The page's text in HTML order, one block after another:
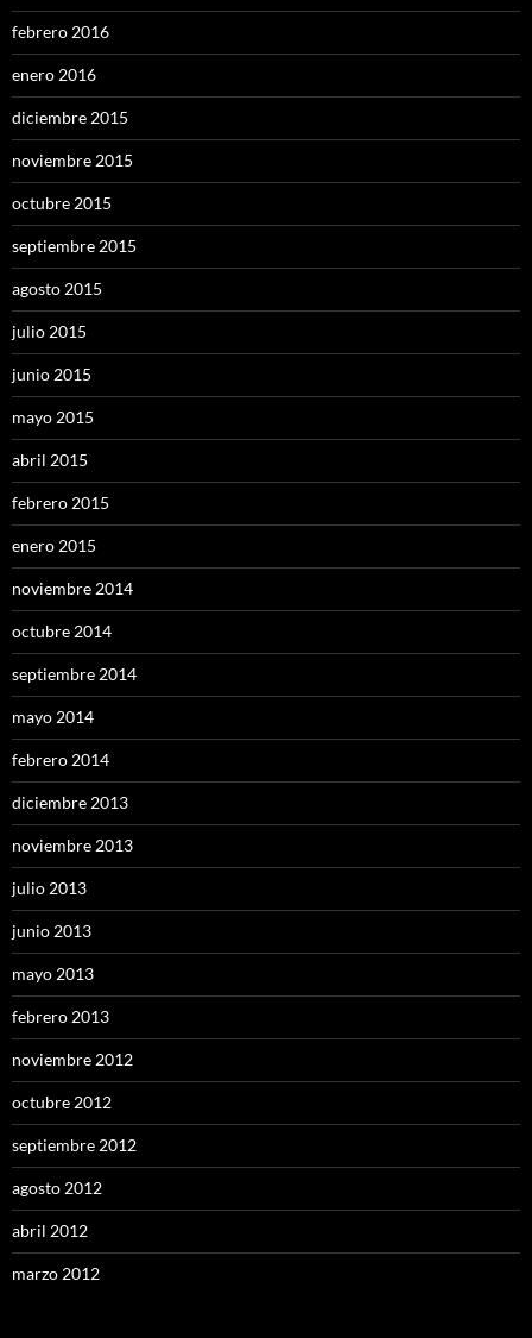
febrero 2016
enero 2016
diciembre 2015
noviembre 2015
octubre 2015
septiembre 2015
agosto 2015
julio 2015
junio 2015
mayo 2015
abril 2015
febrero 2015
enero 2015
noviembre 2014
octubre 2014
septiembre 2014
mayo 2014
febrero 2014
diciembre 2013
noviembre 2013
julio 2013
junio 2013
mayo 2013
febrero 2013
noviembre 2012
octubre 2012
septiembre 2012
agosto 2012
abril 2012
marzo 2012